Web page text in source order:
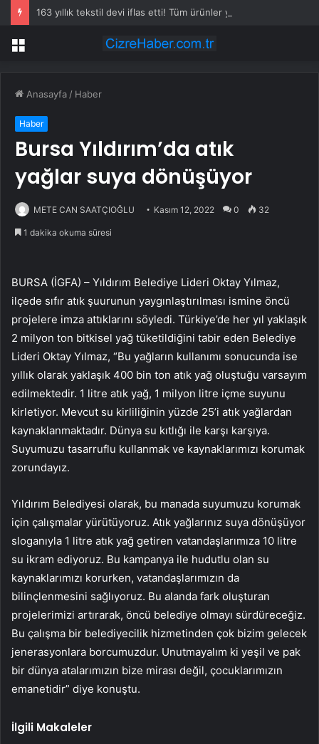
Menü
Anasayfa / Haber
Haber
Bursa Yıldırım’da atık
yağlar suya dönüşüyor
METE CAN SAATÇIOĞLU Kasım 12, 2022 0 32
1 dakika okuma süresi
BURSA (İGFA) – Yıldırım Belediye Lideri Oktay Yılmaz,
ilçede sıfır atık şuurunun yaygınlaştırılması ismine öncü
projelere imza attıklarını söyledi. Türkiye’de her yıl yaklaşık
2 milyon ton bitkisel yağ tüketildiğini tabir eden Belediye
Lideri Oktay Yılmaz, “Bu yağların kullanımı sonucunda ise
yıllık olarak yaklaşık 400 bin ton atık yağ oluştuğu varsayım
edilmektedir. 1 litre atık yağ, 1 milyon litre içme suyunu
kirletiyor. Mevcut su kirliliğinin yüzde 25’i atık yağlardan
kaynaklanmaktadır. Dünya su kıtlığı ile karşı karşıya.
Suyumuzu tasarruflu kullanmak ve kaynaklarımızı korumak
zorundayız.
Yıldırım Belediyesi olarak, bu manada suyumuzu korumak
için çalışmalar yürütüyoruz. Atık yağlarınız suya dönüşüyor
sloganıyla 1 litre atık yağ getiren vatandaşlarımıza 10 litre
su ikram ediyoruz. Bu kampanya ile hudutlu olan su
kaynaklarımızı korurken, vatandaşlarımızın da
bilinçlenmesini sağlıyoruz. Bu alanda fark oluşturan
projelerimizi artırarak, öncü belediye olmayı sürdüreceğiz.
Bu çalışma bir belediyecilik hizmetinden çok bizim gelecek
jenerasyonlara borcumuzdur. Unutmayalım ki yeşil ve pak
bir dünya atalarımızın bize mirası değil, çocuklarımızın
emanetidir” diye konuştu.
İlgili Makaleler